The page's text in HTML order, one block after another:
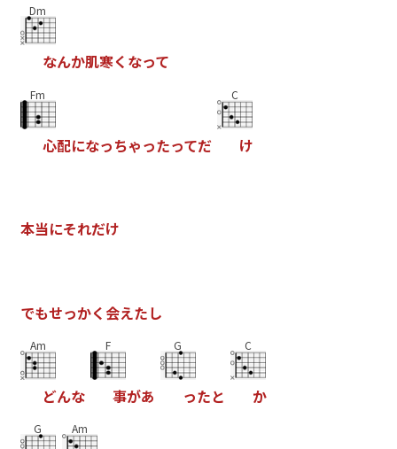
Dm
なんか肌寒く なって
Fm
心配になっちゃったってだ
C
け
本当にそれだけ
でもせっかく 会えたし
Am
どんな
F
事があ
G
ったと
C
か
G Am